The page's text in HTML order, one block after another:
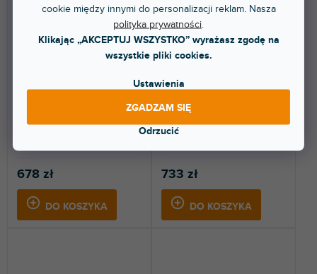
cookie między innymi do personalizacji reklam. Nasza
polityka prywatności.
Klikając „AKCEPTUJ WSZYSTKO” wyrażasz zgodę na
wszystkie pliki cookies.
Ustawienia
Odrzucić
ZGADZAM SIĘ
TURNTABLE PRO BK/SLV
Dostępny w sklepie
678 zł
DO KOSZYKA
Flight Case na gramofon, 2×
Ultimate Pick Foam Flight
Case Pioneer PLX-CRSS12
black
Dostępny w sklepie
stacjonarnym
733 zł
DO KOSZYKA
Wytrzymała, lekka aluminiowa
walizka typu Flight Case dla